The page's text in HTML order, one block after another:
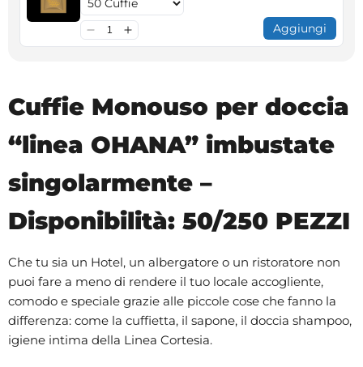
Aggiungi
Cuffie Monouso per doccia
“linea OHANA” imbustate
singolarmente –
Disponibilità: 50/250 PEZZI
Che tu sia un Hotel, un albergatore o un ristoratore non
puoi fare a meno di rendere il tuo locale accogliente,
comodo e speciale grazie alle piccole cose che fanno la
differenza: come la cuffietta, il sapone, il doccia shampoo,
igiene intima della Linea Cortesia.